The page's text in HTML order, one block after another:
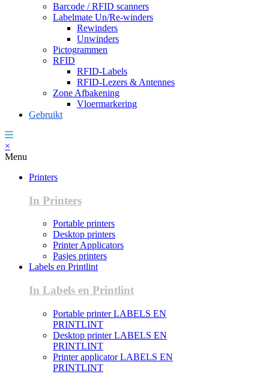
Barcode / RFID scanners
Labelmate Un/Re-winders
Rewinders
Unwinders
Pictogrammen
RFID
RFID-Labels
RFID-Lezers & Antennes
Zone Afbakening
Vloermarkering
Gebruikt
×
Menu
Printers
In Printers
Portable printers
Desktop printers
Printer Applicators
Pasjes printers
Labels en Printlint
In Labels en Printlint
Portable printer LABELS EN
PRINTLINT
Desktop printer LABELS EN
PRINTLINT
Printer applicator LABELS EN
PRINTLINT